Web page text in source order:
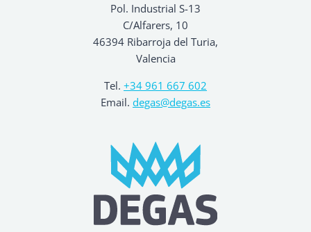
Pol. Industrial S-13
C/Alfarers, 10
46394 Ribarroja del Turia,
Valencia
Tel. +34 961 667 602
Email. degas@degas.es